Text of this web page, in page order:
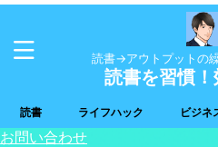
読書→アウトプットの
読書を習慣
読書 ライフハック ビジネ
お問い合わせ